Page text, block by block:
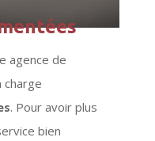
agence de
charge
. Pour avoir plus
bien